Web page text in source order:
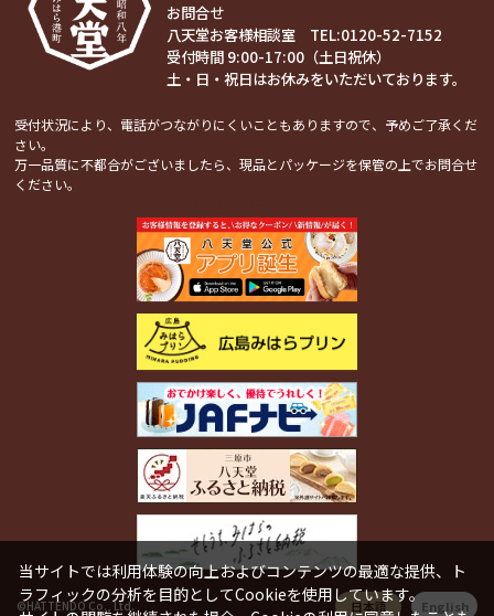
お問合せ
八天堂お客様相談室 TEL:0120-52-7152
受付時間 9:00-17:00（土日祝休）
土・日・祝日はお休みをいただいております。
受付状況により、電話がつながりにくいこともありますので、予めご了承くだ
さい。
万一品質に不都合がございましたら、現品とパッケージを保管の上でお問合せ
ください。
©HATTENDO Co., Ltd. 日本語 English
当サイトでは利用体験の向上およびコンテンツの最適な提供、ト
ラフィックの分析を目的としてCookieを使用しています。